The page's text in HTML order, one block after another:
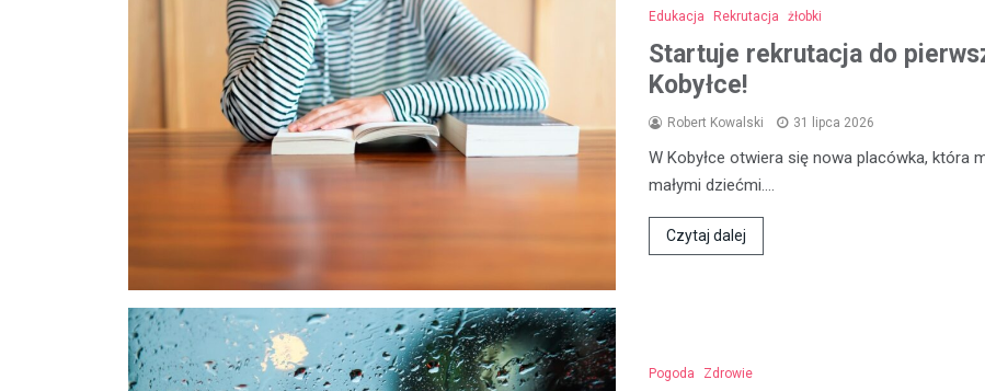
Edukacja Rekrutacja żłobki
Startuje rekrutacja do
Kobyłce!
Robert Kowalski 31 lipca 2026
W Kobyłce otwiera się nowa placówka,
małymi dziećmi.…
Czytaj dalej
Pogoda Zdrowie